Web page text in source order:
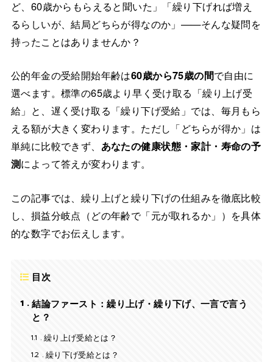
ど、60歳からもらえると聞いた」「繰り下げれば増え
るらしいが、結局どちらが得なのか」——そんな疑問を
持ったことはありませんか？
公的年金の受給開始年齢は60歳から75歳の間で自由に
選べます。標準の65歳より早く受け取る「繰り上げ受
給」と、遅く受け取る「繰り下げ受給」では、毎月もら
える額が大きく変わります。ただし「どちらが得か」は
単純に比較できず、 あなたの健康状態・家計・寿命の予
測によって答えが変わります。
この記事では、繰り上げと繰り下げの仕組みを徹底比較
し、損益分岐点（どの年齢で「元が取れるか」）を具体
的な数字でお伝えします。
目次
1
結論ファースト：繰り上げ・繰り下げ、一言で言う
と？
1.1
繰り上げ受給とは？
1.2 繰り下げ受給とは？